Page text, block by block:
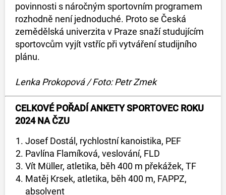
povinnosti s náročným sportovním programem
rozhodně není jednoduché. Proto se Česká
zemědělská univerzita v Praze snaží studujícím
sportovcům vyjít vstříc při vytváření studijního
plánu.
Lenka Prokopová / Foto: Petr Zmek
CELKOVÉ POŘADÍ ANKETY SPORTOVEC ROKU
2024 NA ČZU
Josef Dostál, rychlostní kanoistika, PEF
Pavlína Flamíková, veslování, FLD
Vít Müller, atletika, běh 400 m překážek, TF
Matěj Krsek, atletika, běh 400 m, FAPPZ,
absolvent